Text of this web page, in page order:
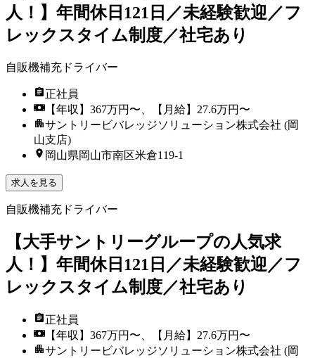
人！】年間休日121日／未経験歓迎／フ
レックスタイム制度／社宅あり
自販機補充ドライバー
正社員
【年収】367万円〜、【月給】27.6万円〜
サントリービバレッジソリューション株式会社 (岡
山支店)
岡山県岡山市南区米倉119-1
求人を見る
自販機補充ドライバー
【大手サントリーグループの人気求
人！】年間休日121日／未経験歓迎／フ
レックスタイム制度／社宅あり
正社員
【年収】367万円〜、【月給】27.6万円〜
サントリービバレッジソリューション株式会社 (岡